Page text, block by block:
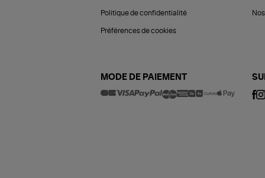
Politique de confidentialité
Préférences de cookies
MODE DE PAIEMENT